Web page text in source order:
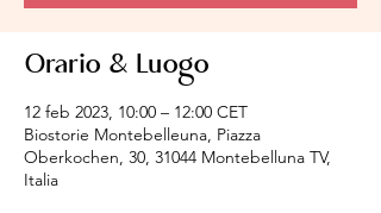
Orario & Luogo
12 feb 2023, 10:00 – 12:00 CET
Biostorie Montebelleuna, Piazza
Oberkochen, 30, 31044 Montebelluna TV,
Italia